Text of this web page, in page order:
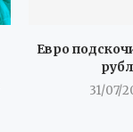
Евро
31/07/